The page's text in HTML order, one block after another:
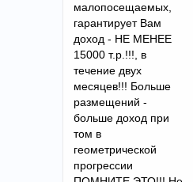
малопосещаемых,
гарантирует Вам
доход - НЕ МЕНЕЕ
15000 т.р.!!!, в
течение двух
месяцев!!! Больше
размещений -
больше доход при
том в
геометрической
прогрессии